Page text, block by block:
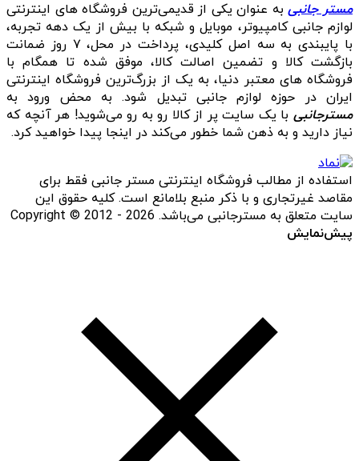
مستر جانبیبه عنوان یکی از قدیمی‌ترین فروشگاه های اینترنتی
لوازم جانبی کامپیوتر، موبایل و شبکه با بیش از یک دهه تجربه،
با پایبندی به سه اصل کلیدی، پرداخت در محل، ۷ روز ضمانت
بازگشت کالا و تضمین اصالت کالا، موفق شده تا همگام با
فروشگاه‌ های معتبر دنیا، به یک از بزرگ‌ترین فروشگاه اینترنتی
ایران در حوزه لوازم جانبی تبدیل شود. به محض ورود به
مسترجانبی با یک سایت پر از کالا رو به رو می‌شوید! هر آنچه که
نیاز دارید و به ذهن شما خطور می‌کند در اینجا پیدا خواهید کرد.
استفاده از مطالب فروشگاه اینترنتی مستر جانبی فقط برای
مقاصد غیرتجاری و با ذکر منبع بلامانع است. کلیه حقوق این
سایت متعلق به مسترجانبی می‌باشد. Copyright © 2012 - 2026
پیش‌نمایش